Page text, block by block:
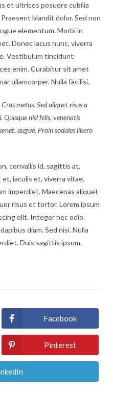
et ultrices posuere cubilia
blandit dolor. Sed non
elementum. Morbi in
Donec lacus nunc, viverra
Vestibulum tincidunt
enim. Curabitur sit amet
ullamcorper. Nulla facilisi.
metus. Sed aliquet risus a
nisl felis, venenatis
augue. Proin sodales libero
convallis id, sagittis at,
et, iaculis et, viverra vitae,
imperdiet. Maecenas aliquet
risus et tortor. Lorem ipsum
elit. Integer nec odio.
diam. Sed nisi. Nulla
Duis sagittis ipsum.
Opens
in
a
new
window
Facebook
Opens
in
a
Pinterest